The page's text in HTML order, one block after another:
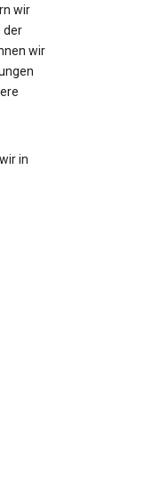
wir
der
wir
in